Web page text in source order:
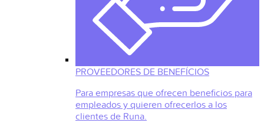
PROVEEDORES DE BENEFÍCIOS
Para empresas que ofrecen beneficios para
empleados y quieren ofrecerlos a los
clientes de Runa.